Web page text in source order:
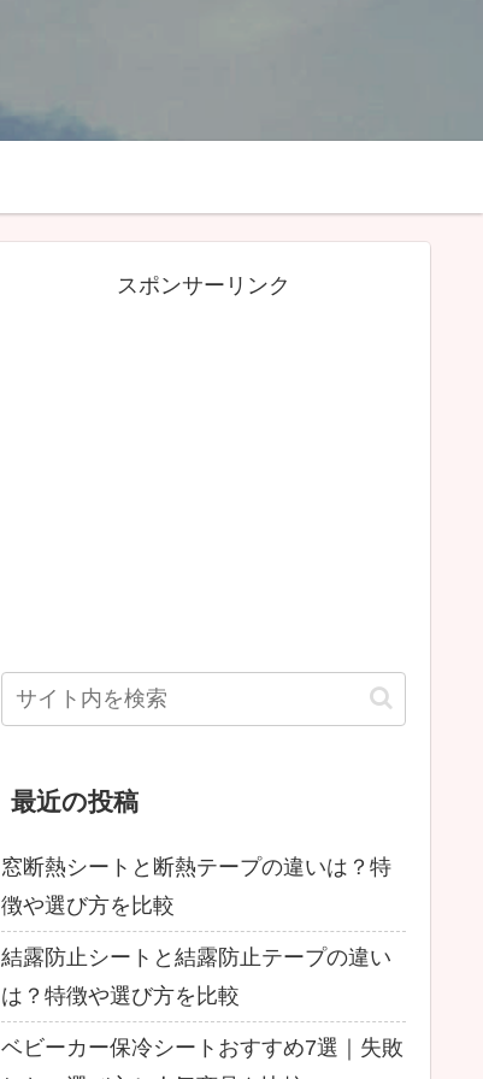
スポンサーリンク
最近の投稿
窓断熱シートと断熱テープの違いは？特
徴や選び方を比較
結露防止シートと結露防止テープの違い
は？特徴や選び方を比較
ベビーカー保冷シートおすすめ7選｜失敗